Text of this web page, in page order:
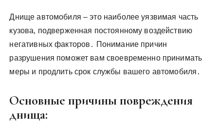
Днище автомобиля – это наиболее уязвимая часть
кузова‚ подверженная постоянному воздействию
негативных факторов․ Понимание причин
разрушения поможет вам своевременно принимать
меры и продлить срок службы вашего автомобиля․
Основные причины повреждения
днища: